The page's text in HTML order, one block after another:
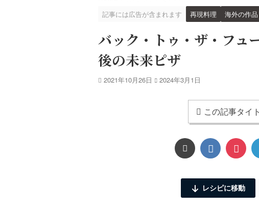
記事には広告が含まれます
再現料理 海外の作品
バック・トゥ・ザ・フ
後の未来ピザ
2021年10月26日 2024年3月1日
この記事タイ
レシピに移動